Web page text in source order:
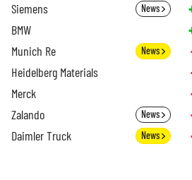
Siemens News
BMW
Munich Re News
Heidelberg Materials
Merck
Zalando News
Daimler Truck News